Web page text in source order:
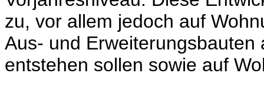
zu, vor allem jedoch auf
Aus- und
entstehen sollen sowie auf